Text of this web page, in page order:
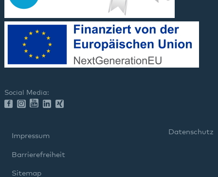
Social Media:
Impressum
Datenschutz
Barrierefreiheit
Sitemap